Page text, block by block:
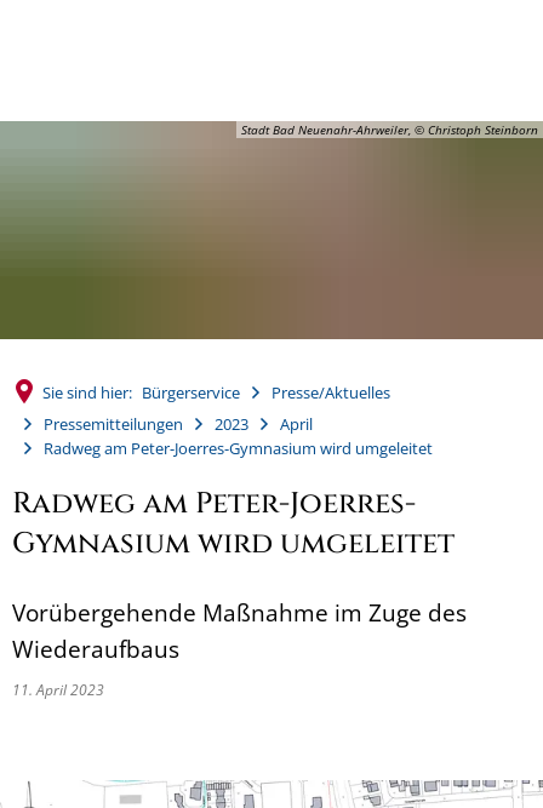
Stadt Bad Neuenahr-Ahrweiler, © Christoph Steinborn
Sie sind hier: Bürgerservice
Presse/Aktuelles
Pressemitteilungen
2023
April
Radweg am Peter-Joerres-Gymnasium wird umgeleitet
Radweg am Peter-Joerres-
Gymnasium wird umgeleitet
Vorübergehende Maßnahme im Zuge des
Wiederaufbaus
11. April 2023